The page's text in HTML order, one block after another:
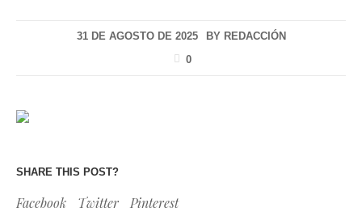
31 DE AGOSTO DE 2025 BY REDACCIÓN
0
SHARE THIS POST?
Facebook Twitter Pinterest